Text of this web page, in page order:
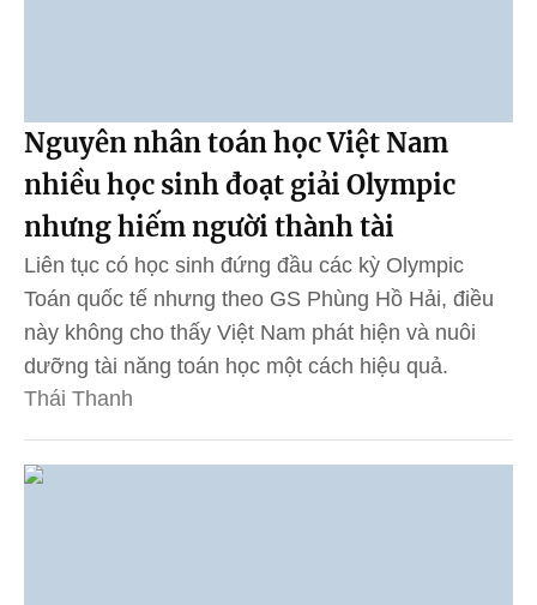
Nguyên nhân toán học Việt Nam
nhiều học sinh đoạt giải Olympic
nhưng hiếm người thành tài
Liên tục có học sinh đứng đầu các kỳ Olympic
Toán quốc tế nhưng theo GS Phùng Hồ Hải, điều
này không cho thấy Việt Nam phát hiện và nuôi
dưỡng tài năng toán học một cách hiệu quả.
Thái Thanh